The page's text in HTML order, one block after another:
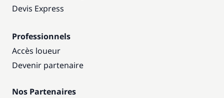
Devis Express
Professionnels
Accès loueur
Devenir partenaire
Nos Partenaires